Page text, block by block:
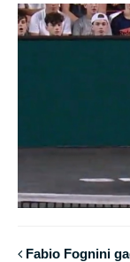
Fabio Fognini